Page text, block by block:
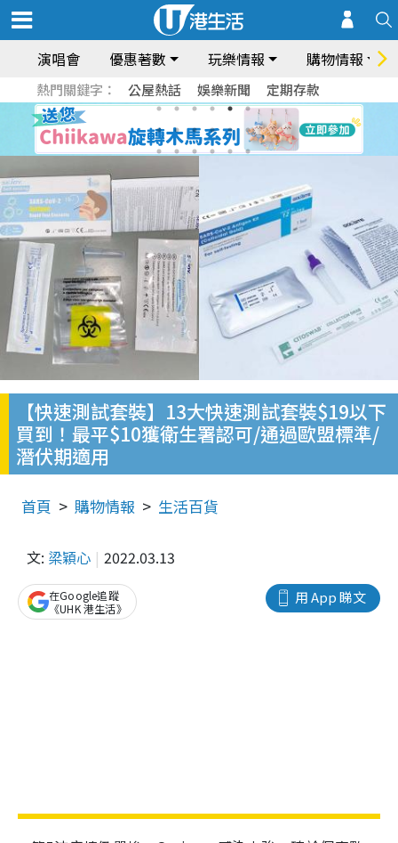
演唱會 優惠著數 玩樂情報 購物情報
熱門關鍵字： 公屋熱話 娛樂新聞 定期存款
【快速測試套裝】13大快速測試套裝$19以下
買到！最平$10獲衛生署認可/通過歐盟標準/
潛伏期適用
首頁 購物情報 生活百貨
文: 梁穎心 2022.03.13
用 App 睇文
在Google追蹤
《UHK 港生活》